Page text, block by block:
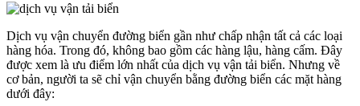
Dịch vụ vận chuyển đường biển gần như chấp nhận tất cả các loại
hàng hóa. Trong đó, không bao gồm các hàng lậu, hàng cấm. Đây
được xem là ưu điểm lớn nhất của dịch vụ vận tải biển. Nhưng về
cơ bản, người ta sẽ chỉ vận chuyển bằng đường biển các mặt hàng
dưới đây: